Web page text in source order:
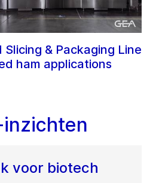
Slicing & Packaging Line
ham applications
inzichten
voor biotech